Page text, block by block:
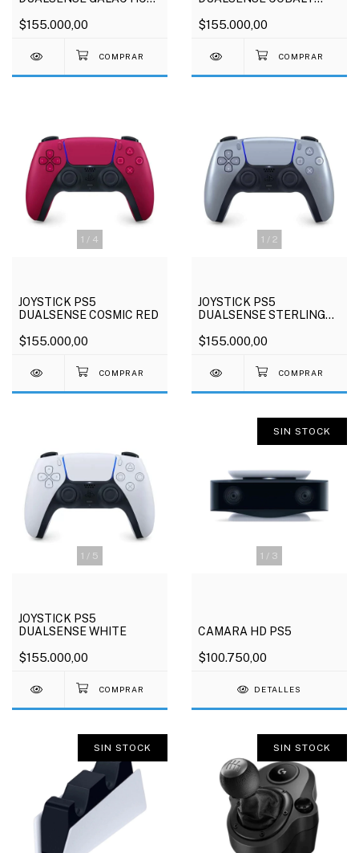
$155.000,00 $155.000,00
1 / 4
JOYSTICK PS5
DUALSENSE COSMIC RED
$155.000,00
1 / 2
JOYSTICK PS5
DUALSENSE STERLING
$155.000,00
1 / 5
JOYSTICK PS5
DUALSENSE WHITE
$155.000,00
1 / 3
SIN STOCK
CAMARA HD PS5
$100.750,00
DETALLES
SIN STOCK SIN STOCK